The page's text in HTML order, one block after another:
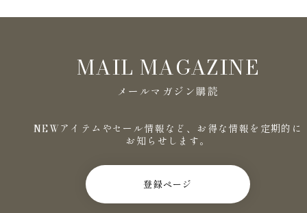
MAIL MAGAZINE
メールマガジン購読
NEWアイテムやセール情報など、お得な情報を定期的に
お知らせします。
登録ページ